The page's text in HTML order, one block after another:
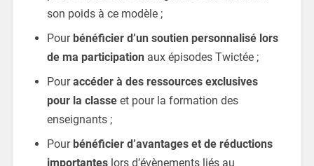
son poids à ce modèle ;
Pourbénéficier d’un soutien personnalisé lors
de ma participation aux épisodes Twictée ;
Pouraccéder à des ressources exclusives
pour la classe et pour la formation des
enseignants ;
Pourbénéficier d’avantages et de réductions
importantes lors d’évènements liés au